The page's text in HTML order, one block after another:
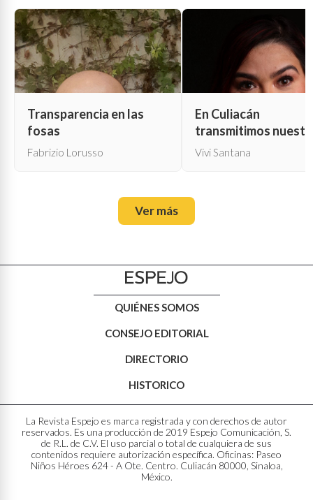
Transparencia en las
fosas
Fabrizio Lorusso
En Culiacán
transmitimos
propia muerte
Vivi Santana
Ver más
QUIÉNES SOMOS
CONSEJO EDITORIAL
DIRECTORIO
HISTORICO
La Revista Espejo es marca registrada y con derechos de autor
reservados. Es una producción de 2019 Espejo Comunicación, S.
de R.L. de C.V. El uso parcial o total de cualquiera de sus
contenidos requiere autorización específica. Oficinas: Paseo
Niños Héroes 624 - A Ote. Centro. Culiacán 80000, Sinaloa,
México.